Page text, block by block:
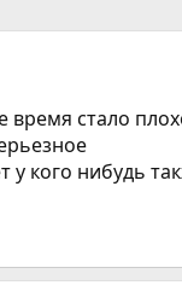
стало
кого нибудь